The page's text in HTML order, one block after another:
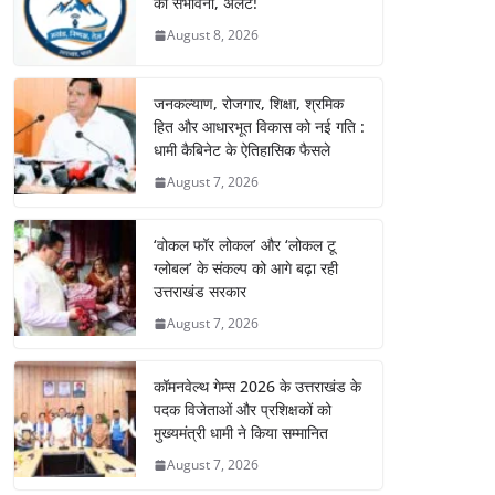
August 8, 2026
जनकल्याण, रोजगार, शिक्षा, श्रमिक
हित और आधारभूत विकास को नई गति :
धामी कैबिनेट के ऐतिहासिक फैसले
August 7, 2026
‘वोकल फॉर लोकल’ और ‘लोकल टू
ग्लोबल’ के संकल्प को आगे बढ़ा रही
उत्तराखंड सरकार
August 7, 2026
कॉमनवेल्थ गेम्स 2026 के उत्तराखंड के
पदक विजेताओं और प्रशिक्षकों को
मुख्यमंत्री धामी ने किया सम्मानित
August 7, 2026